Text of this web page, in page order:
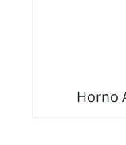
Horno